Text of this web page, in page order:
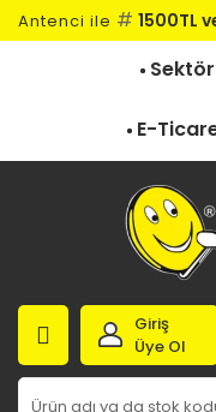
Antenci ile # 1500TL
E-
Giriş
Üye Ol